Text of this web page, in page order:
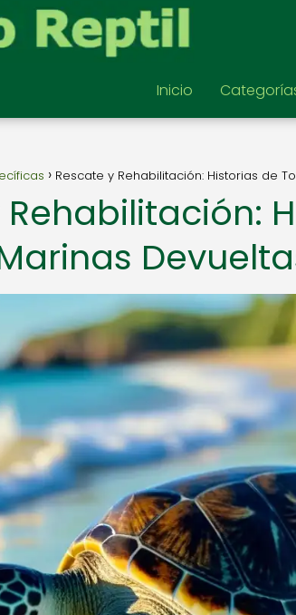
Inicio
Rescate y Rehabilitación: Historias de
Rehabilitación: